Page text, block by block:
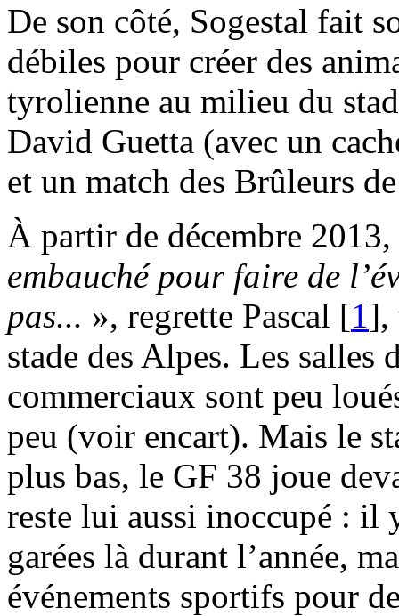
De son côté, Sogestal fait
débiles pour créer des
tyrolienne au milieu du
David Guetta (avec un
et un match des Brûleurs
À partir de décembre
embauché pour faire de
pas... », regrette Pascal [1],
stade des Alpes. Les salles
commerciaux sont peu
peu (voir encart). Mais le
plus bas, le GF 38 joue
reste lui aussi inoccupé : il
garées là durant l’année,
événements sportifs pour